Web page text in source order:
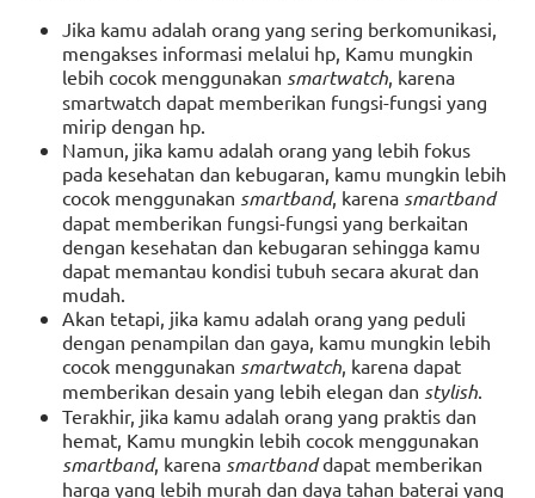
Jika kamu adalah orang yang sering berkomunikasi,
mengakses informasi melalui hp, Kamu mungkin
lebih cocok menggunakan smartwatch, karena
smartwatch dapat memberikan fungsi-fungsi yang
mirip dengan hp.
Namun, jika kamu adalah orang yang lebih fokus
pada kesehatan dan kebugaran, kamu mungkin lebih
cocok menggunakan smartband, karena smartband
dapat memberikan fungsi-fungsi yang berkaitan
dengan kesehatan dan kebugaran sehingga kamu
dapat memantau kondisi tubuh secara akurat dan
mudah.
Akan tetapi, jika kamu adalah orang yang peduli
dengan penampilan dan gaya, kamu mungkin lebih
cocok menggunakan smartwatch, karena dapat
memberikan desain yang lebih elegan dan stylish.
Terakhir, jika kamu adalah orang yang praktis dan
hemat, Kamu mungkin lebih cocok menggunakan
smartband, karena smartbanddapat memberikan
harga yang lebih murah dan daya tahan baterai yang